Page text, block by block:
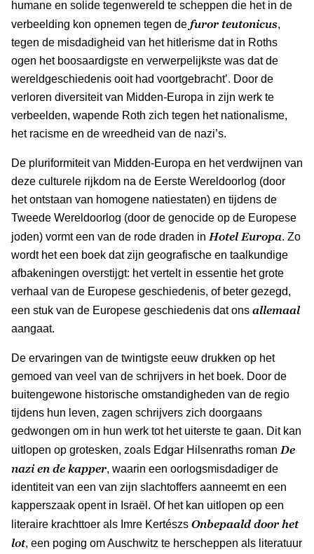
humane en solide tegenwereld te scheppen die het in de
verbeelding kon opnemen tegen de furor teutonicus,
tegen de misdadigheid van het hitlerisme dat in Roths
ogen het boosaardigste en verwerpelijkste was dat de
wereldgeschiedenis ooit had voortgebracht’. Door de
verloren diversiteit van Midden-Europa in zijn werk te
verbeelden, wapende Roth zich tegen het nationalisme,
het racisme en de wreedheid van de nazi’s.
De pluriformiteit van Midden-Europa en het verdwijnen van
deze culturele rijkdom na de Eerste Wereldoorlog (door
het ontstaan van homogene natiestaten) en tijdens de
Tweede Wereldoorlog (door de genocide op de Europese
joden) vormt een van de rode draden in Hotel Europa. Zo
wordt het een boek dat zijn geografische en taalkundige
afbakeningen overstijgt: het vertelt in essentie het grote
verhaal van de Europese geschiedenis, of beter gezegd,
een stuk van de Europese geschiedenis dat ons allemaal
aangaat.
De ervaringen van de twintigste eeuw drukken op het
gemoed van veel van de schrijvers in het boek. Door de
buitengewone historische omstandigheden van de regio
tijdens hun leven, zagen schrijvers zich doorgaans
gedwongen om in hun werk tot het uiterste te gaan. Dit kan
uitlopen op grotesken, zoals Edgar Hilsenraths roman De
nazi en de kapper, waarin een oorlogsmisdadiger de
identiteit van een van zijn slachtoffers aanneemt en een
kapperszaak opent in Israël. Of het kan uitlopen op een
literaire krachttoer als Imre Kertészs Onbepaald door het
lot, een poging om Auschwitz te herscheppen als literatuur